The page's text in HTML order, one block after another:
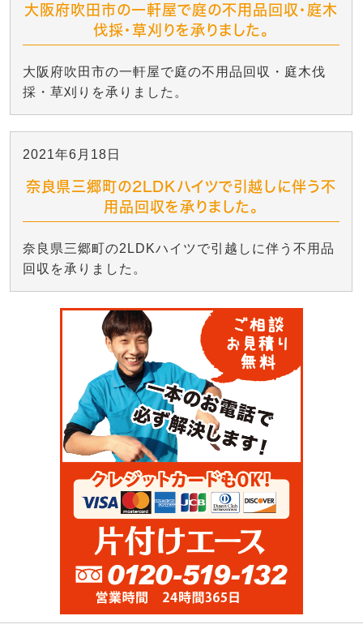
大阪府吹田市の一軒屋で庭の不用品回収・庭木
伐採・草刈りを承りました。
大阪府吹田市の一軒屋で庭の不用品回収・庭木伐
採・草刈りを承りました。
2021年6月18日
奈良県三郷町の2LDKハイツで引越しに伴う不
用品回収を承りました。
奈良県三郷町の2LDKハイツで引越しに伴う不用品
回収を承りました。